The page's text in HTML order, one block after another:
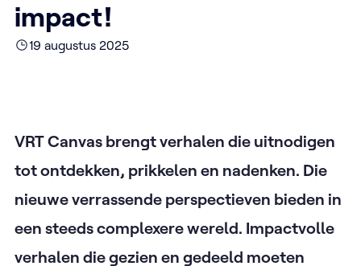
impact!
19 augustus 2025
VRT Canvas brengt verhalen die uitnodigen
tot ontdekken, prikkelen en nadenken. Die
nieuwe verrassende perspectieven bieden in
een steeds complexere wereld. Impactvolle
verhalen die gezien en gedeeld moeten